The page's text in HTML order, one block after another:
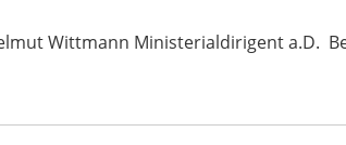
Wittmann Ministerialdirigent a.D.